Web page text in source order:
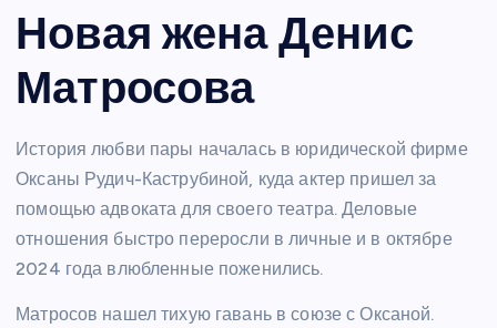
Новая жена Денис
Матросова
История любви пары началась в юридической фирме
Оксаны Рудич-Каструбиной, куда актер пришел за
помощью адвоката для своего театра. Деловые
отношения быстро переросли в личные и в октябре
2024 года влюбленные поженились.
Матросов нашел тихую гавань в союзе с Оксаной.